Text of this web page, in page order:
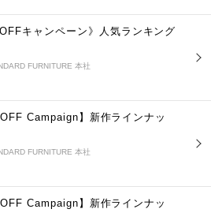
キャンペーン》人気ランキング
FURNITURE 本社
OFF Campaign】新作ラインナッ
FURNITURE 本社
OFF Campaign】新作ラインナッ